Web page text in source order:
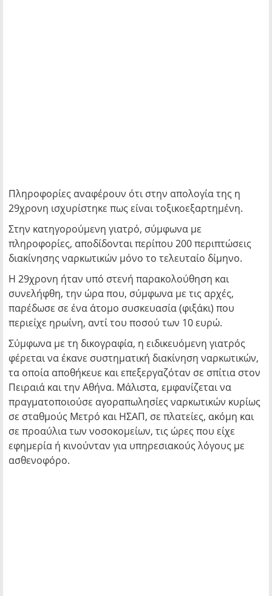
Πληροφορίες αναφέρουν ότι στην απολογία της η
29χρονη ισχυρίστηκε πως είναι τοξικοεξαρτημένη.
Στην κατηγορούμενη γιατρό, σύμφωνα με
πληροφορίες, αποδίδονται περίπου 200 περιπτώσεις
διακίνησης ναρκωτικών μόνο το τελευταίο δίμηνο.
Η 29χρονη ήταν υπό στενή παρακολούθηση και
συνελήφθη, την ώρα που, σύμφωνα με τις αρχές,
παρέδωσε σε ένα άτομο συσκευασία (φιξάκι) που
περιείχε ηρωίνη, αντί του ποσού των 10 ευρώ.
Σύμφωνα με τη δικογραφία, η ειδικευόμενη γιατρός
φέρεται να έκανε συστηματική διακίνηση ναρκωτικών,
τα οποία αποθήκευε και επεξεργαζόταν σε σπίτια στον
Πειραιά και την Αθήνα. Μάλιστα, εμφανίζεται να
πραγματοποιούσε αγοραπωλησίες ναρκωτικών κυρίως
σε σταθμούς Μετρό και ΗΣΑΠ, σε πλατείες, ακόμη και
σε προαύλια των νοσοκομείων, τις ώρες που είχε
εφημερία ή κινούνταν για υπηρεσιακούς λόγους με
ασθενοφόρο.